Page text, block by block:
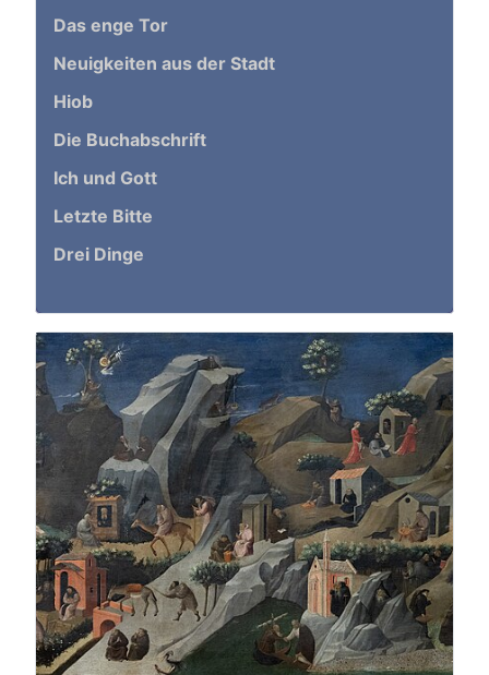
Das enge Tor
Neuigkeiten aus der Stadt
Hiob
Die Buchabschrift
Ich und Gott
Letzte Bitte
Drei Dinge